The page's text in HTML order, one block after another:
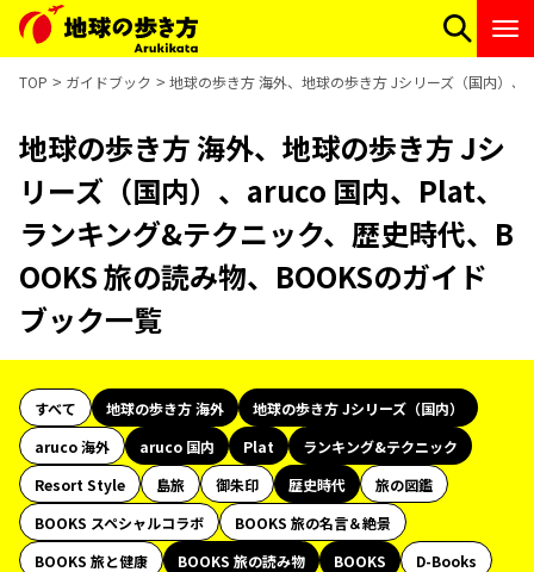
TOP ガイドブック 地球の歩き方 海外、地球の歩き方 Jシリーズ（国内）
地球の歩き方 海外、地球の歩き方 Jシ
リーズ（国内）、aruco 国内、Plat、
ランキング&テクニック、歴史時代、B
OOKS 旅の読み物、BOOKSのガイド
ブック一覧
すべて 地球の歩き方 海外
地球の歩き方 Jシリーズ（国内）
aruco 海外
aruco 国内 Plat
ランキング&テクニック
Resort Style
島旅 御朱印 歴史時代
旅の図鑑
BOOKS スペシャルコラボ
BOOKS 旅の名言＆絶景
BOOKS 旅と健康
BOOKS 旅の読み物 BOOKS
D-Books